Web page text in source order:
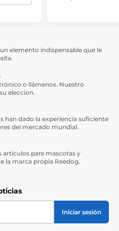
el collar sea adecuado
con clasificación
la lluvia ligera ni la
). El transmisor sólo tiene
de su adiestrador
cuello que varíe entre 34
la mayoría de las razas de
elemento indispensable que le
o llámenos. Nuestro
eleccion.
han dado la experiencia suficiente
del mercado mundial.
artículos para mascotas y
la marca propia Reedog.
Iniciar sesión